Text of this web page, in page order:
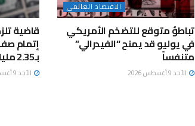
الاقتصاد العالمى
تباطؤ متوقع للتضخم الأمريكي
في يوليو قد يمنح “الفيدرالي”
متنفساً
الأحد 9 أغسطس 2026
قاضية
إتمام
بـ2.35 مليار دولار
الأحد 9 أغسطس 2026